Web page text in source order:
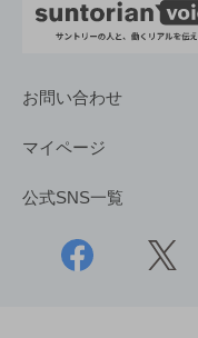
お問い合わせ
マイページ
公式SNS一覧